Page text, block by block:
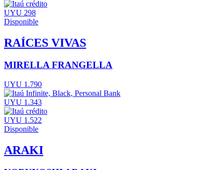
UYU 298
Disponible
RAÍCES VIVAS
MIRELLA FRANGELLA
UYU 1.790
UYU 1.343
UYU 1.522
Disponible
ARAKI